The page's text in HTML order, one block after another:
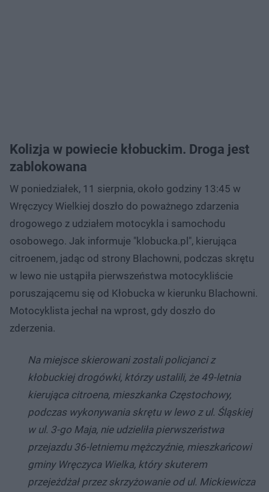
Kolizja w powiecie kłobuckim. Droga jest
zablokowana
W poniedziałek, 11 sierpnia, około godziny 13:45 w
Wręczycy Wielkiej doszło do poważnego zdarzenia
drogowego z udziałem motocykla i samochodu
osobowego. Jak informuje "klobucka.pl", kierująca
citroenem, jadąc od strony Blachowni, podczas skrętu
w lewo nie ustąpiła pierwszeństwa motocykliście
poruszającemu się od Kłobucka w kierunku Blachowni.
Motocyklista jechał na wprost, gdy doszło do
zderzenia.
Na miejsce skierowani zostali policjanci z
kłobuckiej drogówki, którzy ustalili, że 49-letnia
kierująca citroena, mieszkanka Częstochowy,
podczas wykonywania skrętu w lewo z ul. Śląskiej
w ul. 3-go Maja, nie udzieliła pierwszeństwa
przejazdu 36-letniemu mężczyźnie, mieszkańcowi
gminy Wręczyca Wielka, który skuterem
przejeżdżał przez skrzyżowanie od ul. Mickiewicza